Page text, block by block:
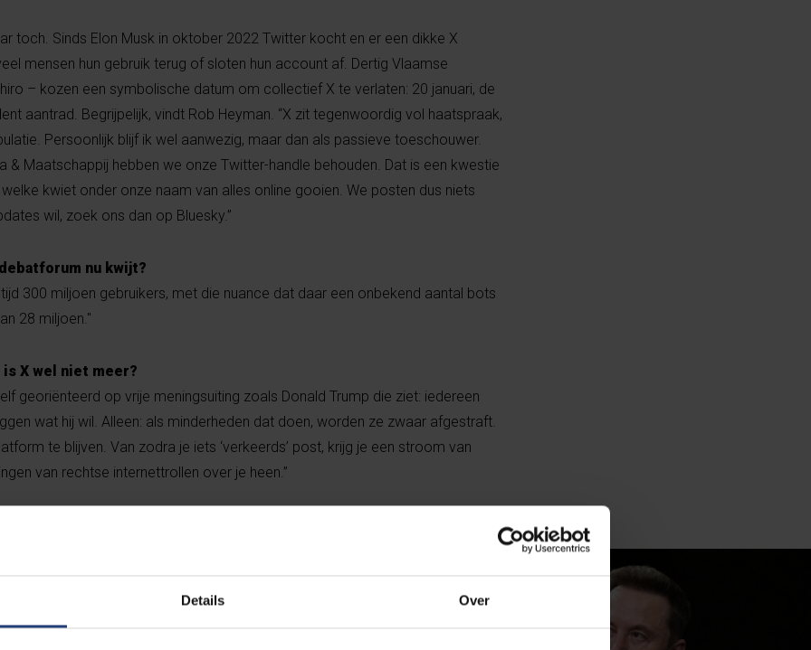
Details Over
toch. Sinds Elon Musk in oktober 2022 Twitter kocht en er een dikke X
mensen hun gebruik terug of sloten hun account af. Dertig Vlaamse
– kozen een symbolische datum om collectief X te verlaten: 20 januari, de
aantrad. Begrijpelijk, vindt Rob Heyman. “X zit tegenwoordig vol haatspraak,
Persoonlijk blijf ik wel aanwezig, maar dan als passieve toeschouwer.
& Maatschappij hebben we onze Twitter-handle behouden. Dat is een kwestie
kwiet onder onze naam van alles online gooien. We posten dus niets
wil, zoek ons dan op Bluesky.”
nu kwijt?
300 miljoen gebruikers, met die nuance dat daar een onbekend aantal bots
28 miljoen."
X wel niet meer?
georiënteerd op vrije meningsuiting zoals Donald Trump die ziet: iedereen
wat hij wil. Alleen: als minderheden dat doen, worden ze zwaar afgestraft.
te blijven. Van zodra je iets ‘verkeerds’ post, krijg je een stroom van
van rechtse internettrollen over je heen.”